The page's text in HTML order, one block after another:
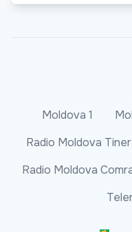
Moldova 1
Radio Moldova
Radio Moldova